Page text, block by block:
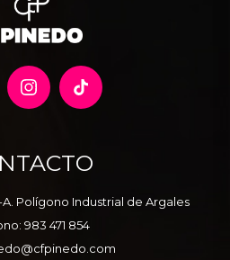
A. Polígono Industrial de Argales
983 471 854